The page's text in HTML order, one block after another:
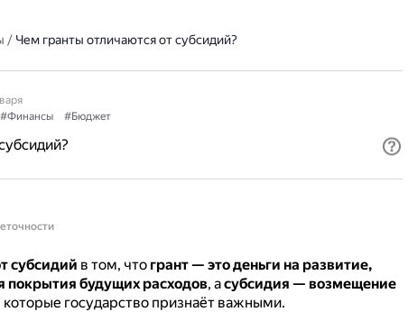
/ Чем гранты отличаются от субсидий?
#Финансы #Бюджет
субсидий в том, что грант — это деньги на развитие,
покрытия будущих расходов, асубсидия — возмещение
которые государство признаёт важными.